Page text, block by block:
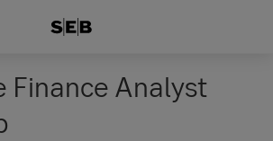
Finance Analyst